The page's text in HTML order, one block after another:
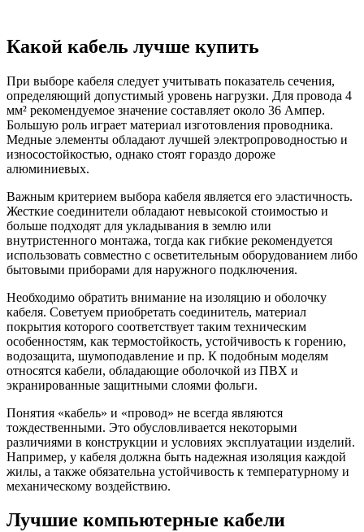
Какой кабель лучше купить
При выборе кабеля следует учитывать показатель сечения,
определяющий допустимый уровень нагрузки. Для провода 4
мм² рекомендуемое значение составляет около 36 Ампер.
Большую роль играет материал изготовления проводника.
Медные элементы обладают лучшей электропроводностью и
износостойкостью, однако стоят гораздо дороже
алюминиевых.
Важным критерием выбора кабеля является его эластичность.
Жесткие соединители обладают невысокой стоимостью и
больше подходят для укладывания в землю или
внутристенного монтажа, тогда как гибкие рекомендуется
использовать совместно с осветительным оборудованием либо
бытовыми приборами для наружного подключения.
Необходимо обратить внимание на изоляцию и оболочку
кабеля. Советуем приобретать соединитель, материал
покрытия которого соответствует таким техническим
особенностям, как термостойкость, устойчивость к горению,
водозащита, шумоподавление и пр. К подобным моделям
относятся кабели, обладающие оболочкой из ПВХ и
экранированные защитными слоями фольги.
Понятия «кабель» и «провод» не всегда являются
тождественными. Это обусловливается некоторыми
различиями в конструкции и условиях эксплуатации изделий.
Например, у кабеля должна быть надежная изоляция каждой
жилы, а также обязательна устойчивость к температурному и
механическому воздействию.
Лучшие компьютерные кабели